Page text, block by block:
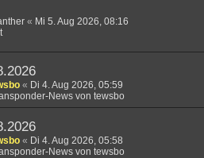
« Mi 5. Aug 2026, 08:16
« Di 4. Aug 2026, 05:59
News von tewsbo
« Di 4. Aug 2026, 05:58
News von tewsbo